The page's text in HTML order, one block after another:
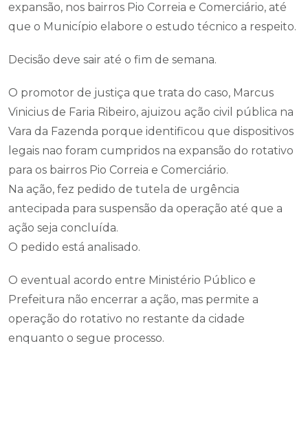
expansão, nos bairros Pio Correia e Comerciário, até
que o Município elabore o estudo técnico a respeito.
Decisão deve sair até o fim de semana.
O promotor de justiça que trata do caso, Marcus
Vinicius de Faria Ribeiro, ajuizou ação civil pública na
Vara da Fazenda porque identificou que dispositivos
legais nao foram cumpridos na expansão do rotativo
para os bairros Pio Correia e Comerciário.
Na ação, fez pedido de tutela de urgência
antecipada para suspensão da operação até que a
ação seja concluída.
O pedido está analisado.
O eventual acordo entre Ministério Público e
Prefeitura não encerrar a ação, mas permite a
operação do rotativo no restante da cidade
enquanto o segue processo.